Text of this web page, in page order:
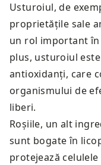
Usturoiul, de
proprietățile sale
un rol important
plus, usturoiul
antioxidanți, care
organismului de
liberi.
Roșiile, un alt
sunt bogate în
protejează